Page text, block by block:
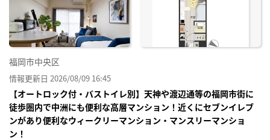
福岡市中央区
情報更新日 2026/08/09 16:45
【オートロック付・バストイレ別】天神や渡辺通等の福岡市街に
徒歩圏内で中洲にも便利な高層マンション！近くにセブンイレブ
ンがあり便利なウィークリーマンション・マンスリーマンショ
ン！